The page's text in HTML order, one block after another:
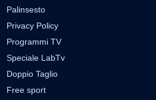
Palinsesto
Privacy Policy
Programmi TV
Speciale LabTv
Doppio Taglio
Free sport